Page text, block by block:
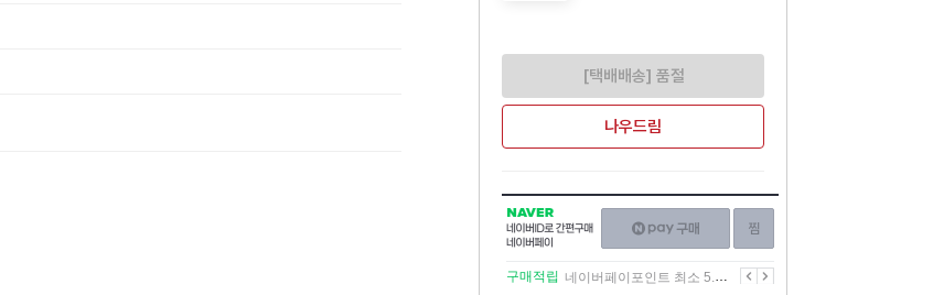
[택배배송] 품절
나우드림
NAVER
네이버
ID로
간편구매
네이버페이
구매하기
이전
구매적립 네이버페이포인트 최소 5.5% 적립 다음